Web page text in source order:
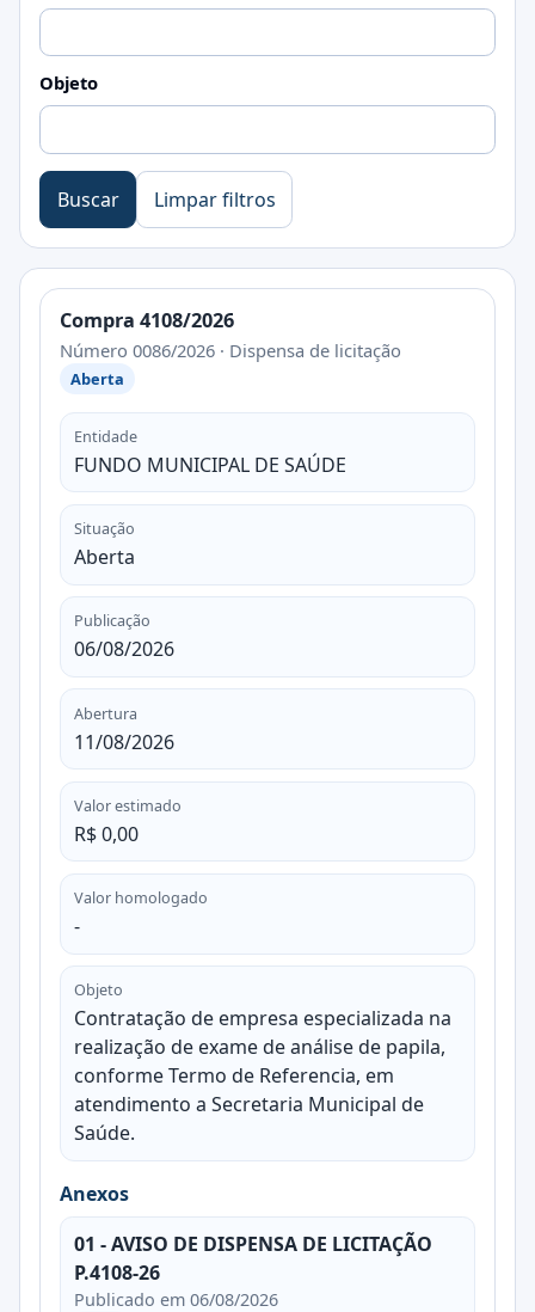
Objeto
Buscar Limpar filtros
Compra 4108/2026
Número 0086/2026 · Dispensa de licitação
Aberta
Entidade
FUNDO MUNICIPAL DE SAÚDE
Situação
Aberta
Publicação
06/08/2026
Abertura
11/08/2026
Valor estimado
R$ 0,00
Valor homologado
-
Objeto
Contratação de empresa especializada na
realização de exame de análise de papila,
conforme Termo de Referencia, em
atendimento a Secretaria Municipal de
Saúde.
Anexos
01 - AVISO DE DISPENSA DE LICITAÇÃO
P.4108-26
Publicado em 06/08/2026